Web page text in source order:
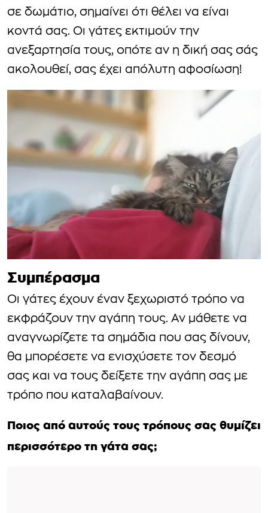
σε δωμάτιο, σημαίνει ότι θέλει να είναι
κοντά σας. Οι γάτες εκτιμούν την
ανεξαρτησία τους, οπότε αν η δική σας σάς
ακολουθεί, σας έχει απόλυτη αφοσίωση!
Συμπέρασμα
Οι γάτες έχουν έναν ξεχωριστό τρόπο να
εκφράζουν την αγάπη τους. Αν μάθετε να
αναγνωρίζετε τα σημάδια που σας δίνουν,
θα μπορέσετε να ενισχύσετε τον δεσμό
σας και να τους δείξετε την αγάπη σας με
τρόπο που καταλαβαίνουν.
Ποιος από αυτούς τους τρόπους σας θυμίζει
περισσότερο τη γάτα σας;